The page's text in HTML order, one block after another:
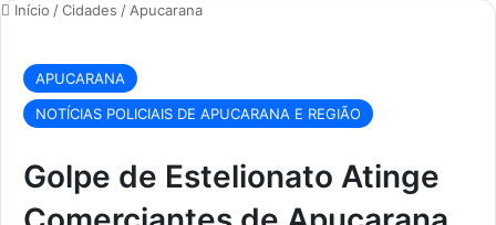
Início /Cidades / Apucarana
APUCARANA
NOTÍCIAS POLICIAIS DE APUCARANA E REGIÃO
Golpe de Estelionato Atinge